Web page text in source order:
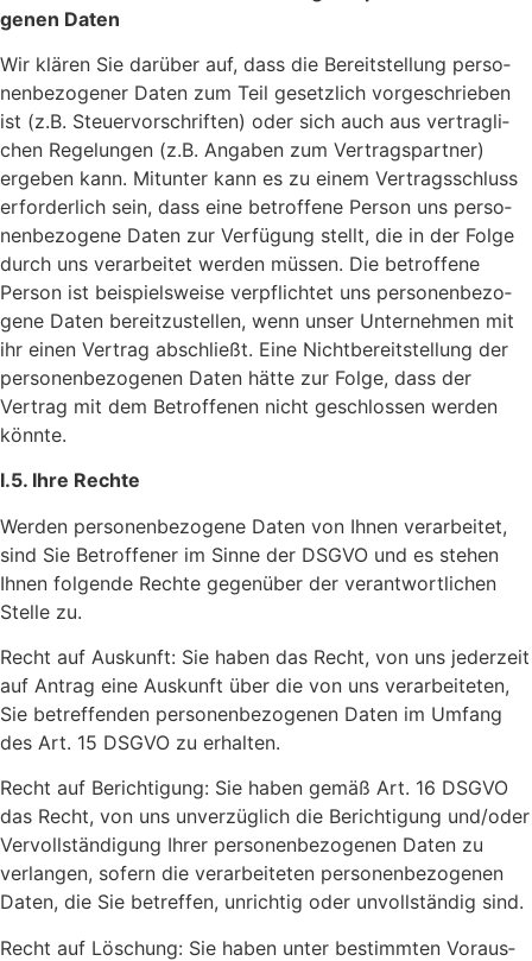
genen Daten
Wir klären Sie darüber auf, dass die Bereit­stel­lung perso­
nen­be­zo­gener Daten zum Teil gesetz­lich vorge­schrieben
ist (z.B. Steu­er­vor­schriften) oder sich auch aus vertrag­li­
chen Rege­lungen (z.B. Angaben zum Vertrags­partner)
ergeben kann. Mitunter kann es zu einem Vertrags­schluss
erfor­der­lich sein, dass eine betrof­fene Person uns perso­
nen­be­zo­gene Daten zur Verfü­gung stellt, die in der Folge
durch uns verar­beitet werden müssen. Die betrof­fene
Person ist beispiels­weise verpflichtet uns perso­nen­be­zo­
gene Daten bereit­zu­stellen, wenn unser Unter­nehmen mit
ihr einen Vertrag abschließt. Eine Nicht­be­reit­stel­lung der
perso­nen­be­zo­genen Daten hätte zur Folge, dass der
Vertrag mit dem Betrof­fenen nicht geschlossen werden
könnte.
I.5. Ihre Rechte
Werden perso­nen­be­zo­gene Daten von Ihnen verar­beitet,
sind Sie Betrof­fener im Sinne der DSGVO und es stehen
Ihnen folgende Rechte gegen­über der verant­wort­li­chen
Stelle zu.
Recht auf Auskunft: Sie haben das Recht, von uns jeder­zeit
auf Antrag eine Auskunft über die von uns verar­bei­teten,
Sie betref­fenden perso­nen­be­zo­genen Daten im Umfang
des Art. 15 DSGVO zu erhalten.
Recht auf Berich­ti­gung: Sie haben gemäß Art. 16 DSGVO
das Recht, von uns unver­züg­lich die Berich­ti­gung und/oder
Vervoll­stän­di­gung Ihrer perso­nen­be­zo­genen Daten zu
verlangen, sofern die verar­bei­teten perso­nen­be­zo­genen
Daten, die Sie betreffen, unrichtig oder unvoll­ständig sind.
Recht auf Löschung: Sie haben unter bestimmten Voraus­